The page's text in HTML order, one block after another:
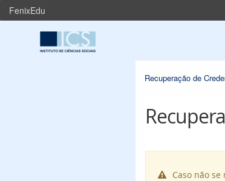
FenixEdu
Recuperação de

Caso não